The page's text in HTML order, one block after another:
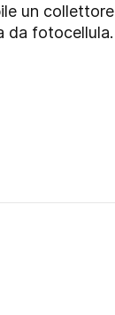
un collettore
da fotocellula.